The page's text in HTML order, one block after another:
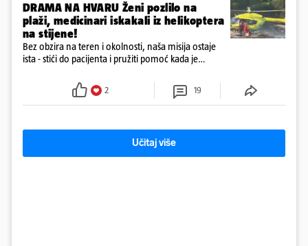
DRAMA NA HVARU Ženi pozlilo na
plaži, medicinari iskakali iz helikoptera
na stijene!
Bez obzira na teren i okolnosti, naša misija ostaje
ista - stići do pacijenta i pružiti pomoć kada je
2 19
Učitaj više